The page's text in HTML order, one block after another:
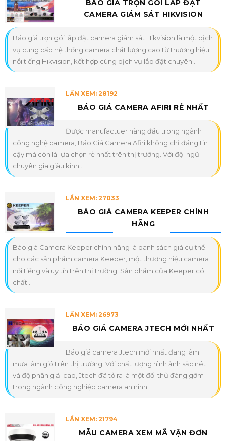
BÁO GIÁ TRỌN GÓI LẮP ĐẶT
CAMERA GIÁM SÁT HIKVISION
Báo giá trọn gói lắp đặt camera giám sát Hikvision là một dịch
vụ cung cấp hệ thống camera chất lượng cao từ thương hiệu
nổi tiếng Hikvision, kết hợp cùng dịch vụ lắp đặt chuyên...
LẦN XEM: 28192
BÁO GIÁ CAMERA AFIRI RẺ NHẤT
Được manufactuer hàng đầu trong ngành
công nghệ camera, Báo Giá Camera Afiri không chỉ đáng tin
cậy mà còn là lựa chọn rẻ nhất trên thị trường. Với đội ngũ
chuyên gia giàu kinh...
LẦN XEM: 27033
BÁO GIÁ CAMERA KEEPER CHÍNH
HÃNG
Báo giá Camera Keeper chính hãng là danh sách giá cụ thể
cho các sản phẩm camera Keeper, một thương hiệu camera
nổi tiếng và uy tín trên thị trường. Sản phẩm của Keeper có
chất...
LẦN XEM: 26973
BÁO GIÁ CAMERA JTECH MỚI NHẤT
Báo giá camera Jtech mới nhất đang làm
mưa làm gió trên thị trường. Với chất lượng hình ảnh sắc nét
và độ phân giải cao, Jtech đã tỏ ra là một đối thủ đáng gờm
trong ngành công nghiệp camera an ninh
LẦN XEM: 21794
MẪU CAMERA XEM MÃ VẬN ĐƠN